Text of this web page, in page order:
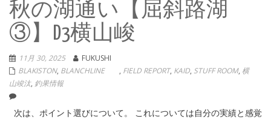
秋の湖通い【屈斜路湖
③】D3横山峻
11月 30, 2025
FUKUSHI
BLAKISTON, BLANCHLINE , FIELD REPORT, KAID, STUFF ROOM, 横
山竣汰, 釣果情報
次は、ポイント選びについて。 これについては自分の実績と感覚